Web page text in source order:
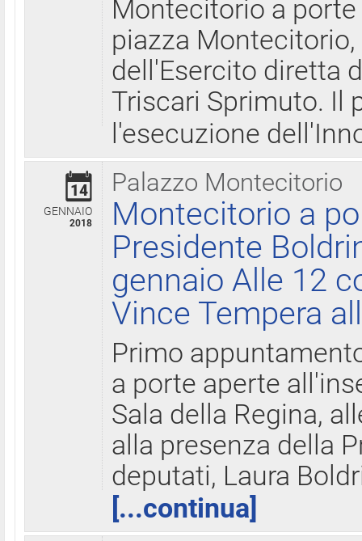
Montecitorio a
piazza
dell'Esercito diretta
Triscari Sprimuto. Il
l'esecuzione
Palazzo Montecitorio
14
GENNAIO
2018
Montecitorio a
Presidente
gennaio Alle 12
Vince Tempera
Primo
a porte aperte
Sala della Regina,
alla presenza della
deputati, Laura
[...continua]